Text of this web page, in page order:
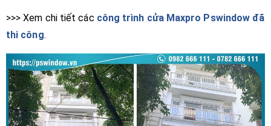
>>> Xem chi tiết các công trình cửa Maxpro Pswindow đã
thi công.